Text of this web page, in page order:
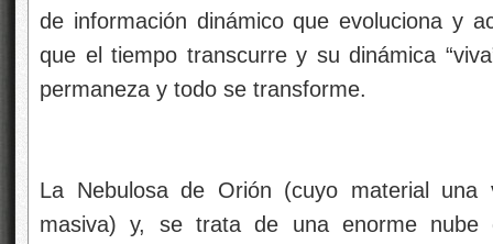
de información dinámico que evoluciona y
que el tiempo transcurre y su dinámica
permaneza y todo se transforme.
La Nebulosa de Orión (cuyo material
masiva) y, se trata de una enorme nube